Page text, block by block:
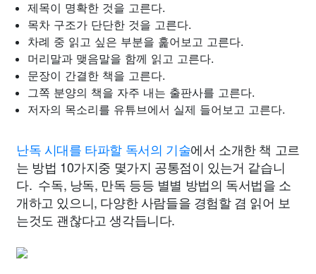
제목이 명확한 것을 고른다.
목차 구조가 단단한 것을 고른다.
차례 중 읽고 싶은 부분을 훑어보고 고른다.
머리말과 맺음말을 함께 읽고 고른다.
문장이 간결한 책을 고른다.
그쪽 분양의 책을 자주 내는 출판사를 고른다.
저자의 목소리를 유튜브에서 실제 들어보고 고른다.
난독 시대를 타파할 독서의 기술에서 소개한 책 고르
는 방법 10가지중 몇가지 공통점이 있는거 같습니
다. 수독, 낭독, 만독 등등 별별 방법의 독서법을 소
개하고 있으니, 다양한 사람들을 경험할 겸 읽어 보
는것도 괜찮다고 생각듭니다.